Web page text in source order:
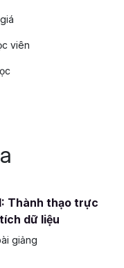
viên
Thành thạo trực
dữ liệu
giảng